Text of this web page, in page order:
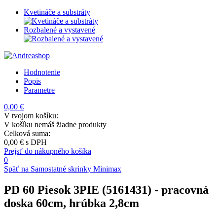
Kvetináče a substráty
Rozbalené a vystavené
Hodnotenie
Popis
Parametre
0,00 €
V tvojom košíku:
V košíku nemáš žiadne produkty
Celková suma:
0,00 € s DPH
Prejsť do nákupného košíka
0
Späť na Samostatné skrinky Minimax
PD 60 Piesok 3PIE (5161431) - pracovná
doska 60cm, hrúbka 2,8cm